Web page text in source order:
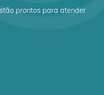
prontos para atender